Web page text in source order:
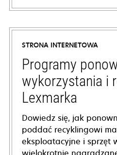
opens
in
new
tab
STRONA INTERNETOWA
Programy
wykorzystania i
Lexmarka
Dowiedz się, jak
poddać recyklingowi
eksploatacyjne i sprzęt